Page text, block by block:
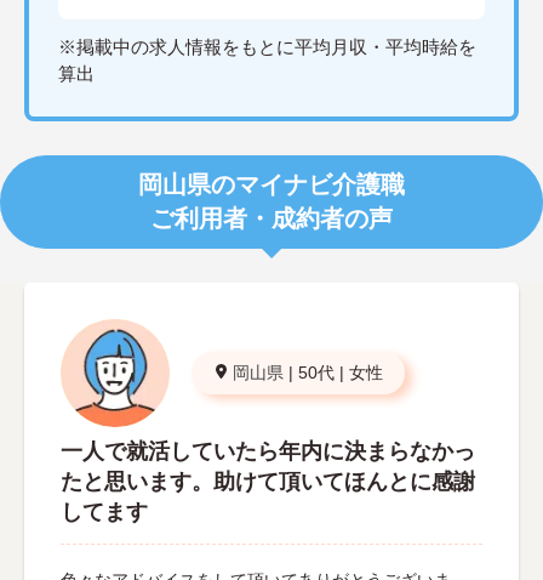
※掲載中の求人情報をもとに平均月収・平均時給を
算出
岡山県のマイナビ介護職
ご利用者・成約者の声
岡山県 | 50代 | 女性
一人で就活していたら年内に決まらなかっ
たと思います。助けて頂いてほんとに感謝
してます